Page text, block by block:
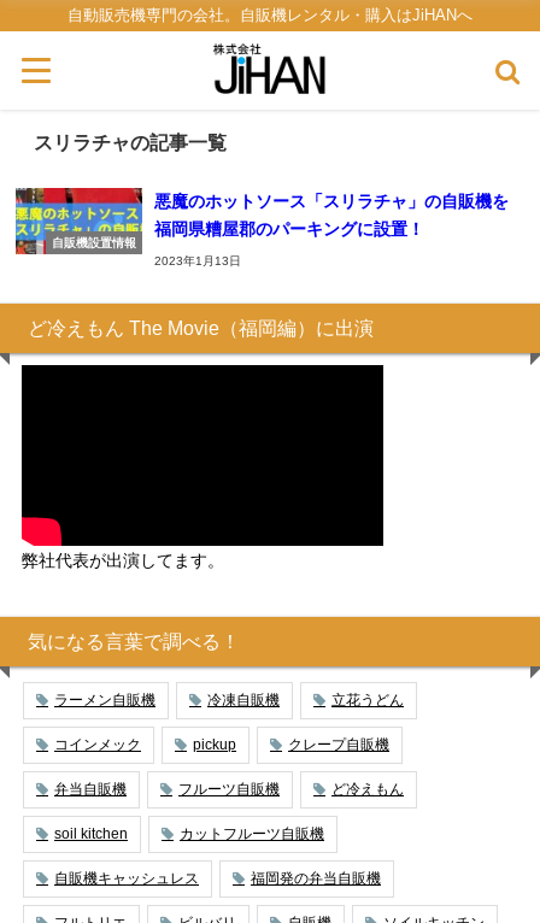
自動販売機専門の会社。自販機レンタル・購入はJiHANへ
スリラチャの記事一覧
自販機設置情報
悪魔のホットソース「スリラチャ」の自販機を
福岡県糟屋郡のパーキングに設置！
2023年1月13日
ど冷えもん The Movie（福岡編）に出演
弊社代表が出演してます。
気になる言葉で調べる！
ラーメン自販機 冷凍自販機 立花うどん
コインメック pickup クレープ自販機
弁当自販機 フルーツ自販機 ど冷えもん
soil kitchen カットフルーツ自販機
自販機キャッシュレス 福岡発の弁当自販機